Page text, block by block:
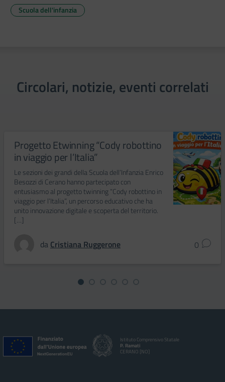
Scuola dell'infanzia
Circolari, notizie, eventi correlati
Progetto Etwinning “Cody robottino
in viaggio per l’Italia”
Le sezioni dei grandi della Scuola dell’Infanzia Enrico
Besozzi di Cerano hanno partecipato con
entusiasmo al progetto twinning “Cody robottino in
viaggio per l’Italia”, un percorso educativo che ha
unito innovazione digitale e scoperta del territorio.
[…]
da Cristiana Ruggerone 0
Istituto Comprensivo Statale
P. Ramati
CERANO [NO]